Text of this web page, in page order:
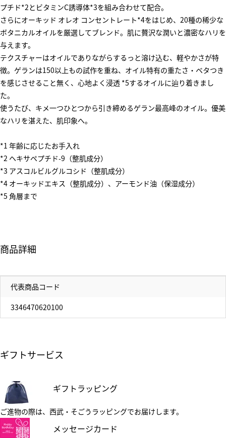
プチド*2とビタミンC誘導体*3を組み合わせて配合。
さらにオーキッド オレオ コンセントレート*4をはじめ、20種の稀少な
ボタニカルオイルを厳選してブレンド。肌に贅沢な潤いと濃密なハリを
与えます。
テクスチャーはオイルでありながらするっと溶け込む、軽やかさが特
徴。ゲランは150以上もの試作を重ね、オイル特有の重たさ・ベタつき
を感じさせること無く、心地よく浸透 *5するオイルに辿り着きまし
た。
使うたび、キメ一つひとつから引き締めるゲラン最高峰のオイル。優美
なハリを湛えた、肌印象へ。
*1 年齢に応じたお手入れ
*2 ヘキサペプチド-9（整肌成分）
*3 アスコルビルグルコシド（整肌成分）
*4 オーキッドエキス（整肌成分）、アーモンド油（保湿成分）
*5 角層まで
商品詳細
代表商品コード
3346470620100
ギフトサービス
ギフトラッピング
ご進物の際は、西武・そごうラッピングでお届けします。
メッセージカード